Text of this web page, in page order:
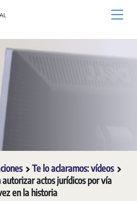
Te lo aclaramos: vídeos
actos jurídicos por vía
en la historia